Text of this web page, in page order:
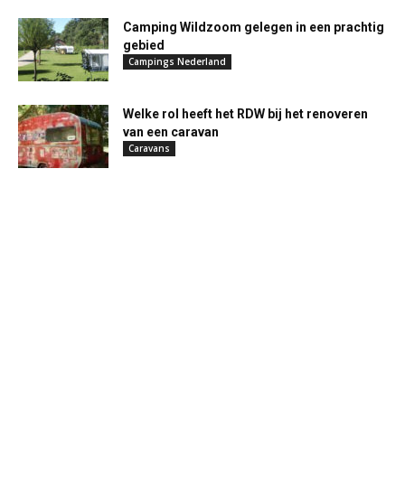
Camping Wildzoom gelegen in een prachtig
gebied
Campings Nederland
Welke rol heeft het RDW bij het renoveren
van een caravan
Caravans